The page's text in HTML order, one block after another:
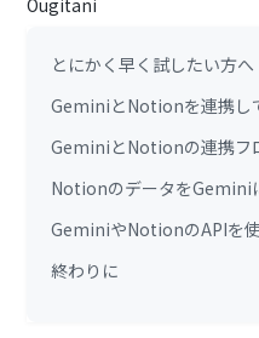
とにかく早く試したい方へ
GeminiとNotionを連携し
GeminiとNotionの連携フ
NotionのデータをGemini
GeminiやNotionのAPIを
終わりに